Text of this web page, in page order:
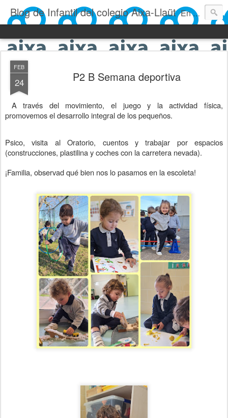
Blog de Infantil del colegio Aixa-Llaüt En nuestro blog verás las actividades del día a día de Infantil, de los alumnos de 0 a 6 años: los talleres, los experimentos, las rutinas, las clases, los patios, etc. ¡Todo aquello que los más pequeños no saben contar!
FEB
24 P2 B Semana deportiva
A través del movimiento, el juego y la actividad física,
promovemos el desarrollo integral de los pequeños.
Psico, visita al Oratorio, cuentos y trabajar por espacios
(construcciones, plastilina y coches con la carretera nevada).
¡Familia, observad qué bien nos lo pasamos en la escoleta!